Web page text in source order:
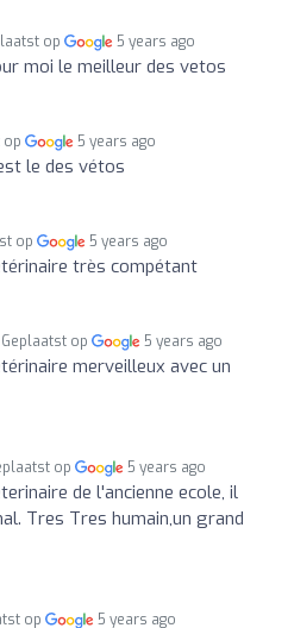
op 5 years ago
moi le meilleur des vetos
op 5 years ago
le des vétos
op 5 years ago
très compétant
Geplaatst op 5 years ago
merveilleux avec un
op 5 years ago
de l'ancienne ecole, il
Tres Tres humain,un grand
op 5 years ago